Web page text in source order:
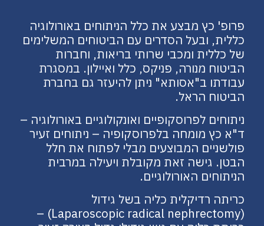
פרופ' כץ מבצע את כלל הניתוחים באורולוגיה
כללית, ובעל הסדרים עם הביטוחים המשלימים
של כללית ומכבי שרותי בריאות, וחברות
הביטוח מנורה, פניקס, כלל ואיילון. במסגרת
עבודתו ב"אסותא" ניתן להיעזר גם בחברת
הביטוח הראל.
ניתוחים לפרוסקופיים ואונקולוגיים באורולוגיה –
ד"א כץ מומחה בלפרוסקופיה – ניתוחים זעיר
פולשניים המבוצעים מבלי לפתוח את חלל
הבטן. גישה זאת מקובלת ויעילה במרבית
הניתוחים האורולוגיים.
כריתה רדיקלית כליה בשל גידול
(Laparoscopic radical nephrectomy) –